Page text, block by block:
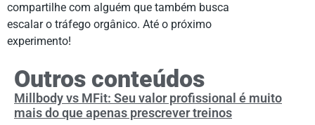
compartilhe com alguém que também busca
escalar o tráfego orgânico. Até o próximo
experimento!
Outros conteúdos
Millbody vs MFit: Seu valor profissional é muito
mais do que apenas prescrever treinos